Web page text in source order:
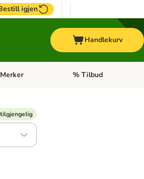
igjen
Handlekurv
Hest Åpne kategorimeny:
% Tilbud